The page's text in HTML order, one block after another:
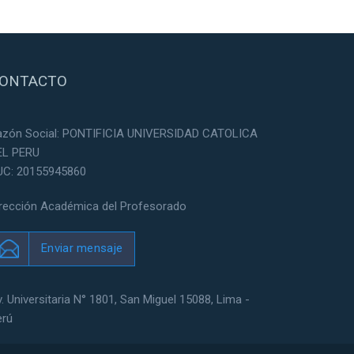
Social: PONTIFICIA UNIVERSIDAD CATOLICA
PERU
20155945860
Académica del Profesorado
Enviar mensaje
Universitaria N° 1801, San Miguel 15088, Lima -